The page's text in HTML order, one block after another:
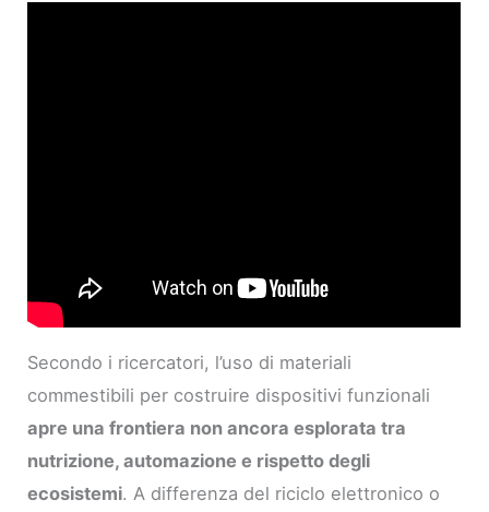
Secondo i ricercatori, l’uso di materiali
commestibili per costruire dispositivi funzionali
apre una frontiera non ancora esplorata tra
nutrizione, automazione e rispetto degli
ecosistemi. A differenza del riciclo elettronico o